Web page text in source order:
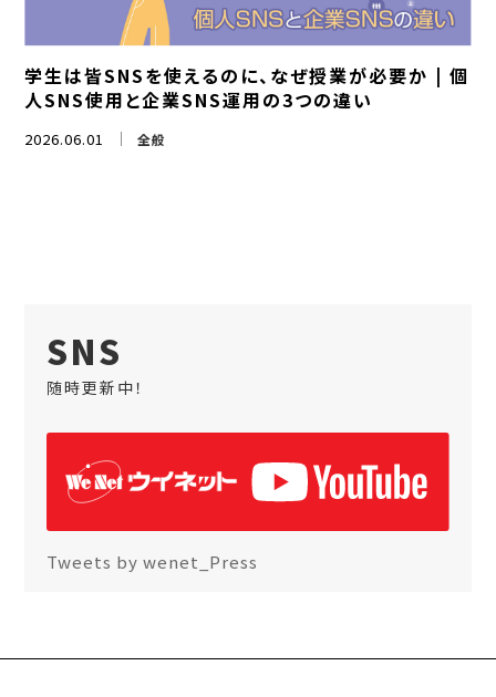
学生は皆SNSを使えるのに、なぜ授業が必要か | 個
人SNS使用と企業SNS運用の3つの違い
2026.06.01 全般
SNS
随時更新中！
Tweets by wenet_Press